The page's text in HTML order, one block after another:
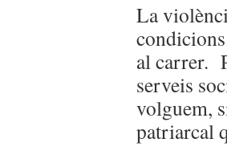
La
al carrer.
serveis
volguem,
patriarcal